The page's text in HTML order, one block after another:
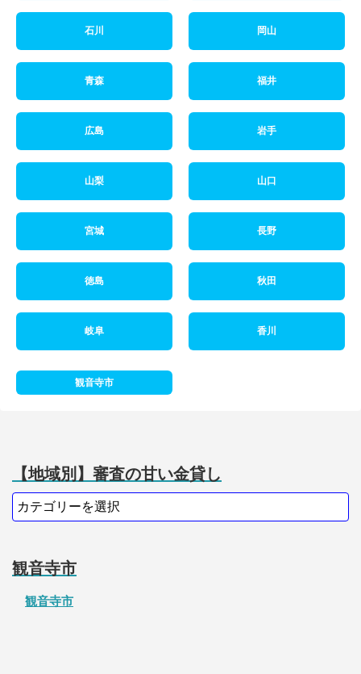
石川 岡山
青森 福井
広島 岩手
山梨 山口
宮城 長野
徳島 秋田
岐阜 香川
観音寺市
【地域別】審査の甘い金貸し
観音寺市
観音寺市